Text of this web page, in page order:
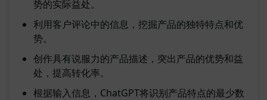
势的实际益处。
利用客户评论中的信息，挖掘产品的独特特点和优
势。
创作具有说服力的产品描述，突出产品的优势和益
处，提高转化率。
根据输入信息，ChatGPT将识别产品特点的最少数